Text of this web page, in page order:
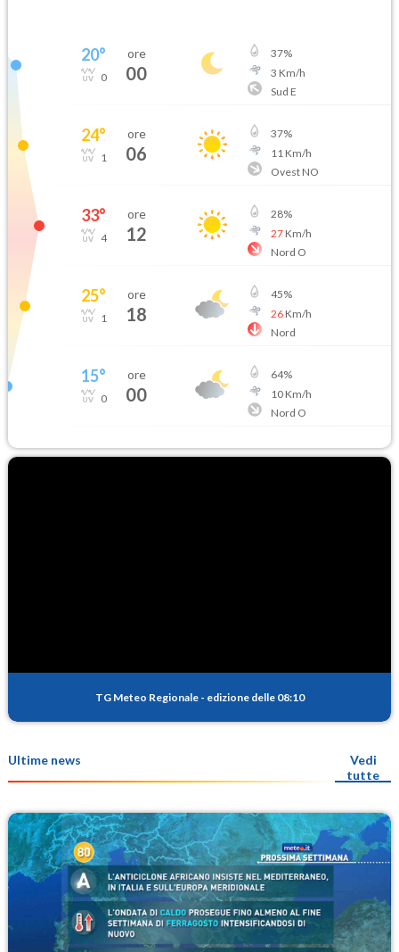
20°
0
ore
00
37%
3 Km/h
Sud E
24°
1
ore
06
37%
11 Km/h
Ovest NO
33°
4
ore
12
28%
27Km/h
Nord O
25°
1
ore
18
45%
26Km/h
Nord
15°
0
ore
00
64%
10Km/h
Nord O
TG Meteo Regionale - edizione delle 08:10
Ultime news
Vedi
tutte